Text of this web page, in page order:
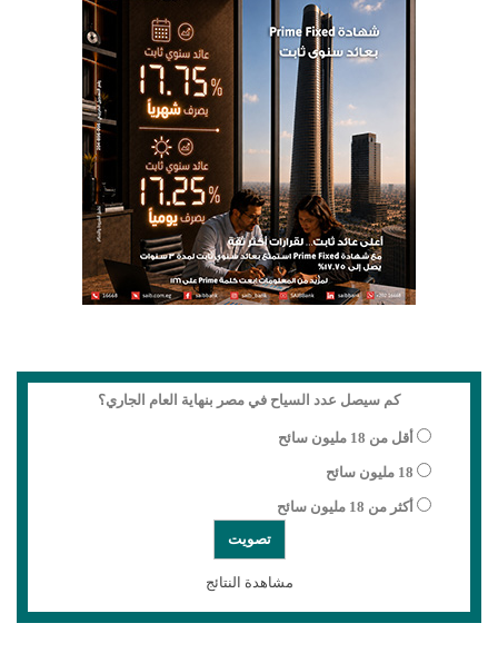
كم سيصل عدد السياح في مصر بنهاية العام الجاري؟
أقل من 18 مليون سائح
18 مليون سائح
أكثر من 18 مليون سائح
مشاهدة النتائج